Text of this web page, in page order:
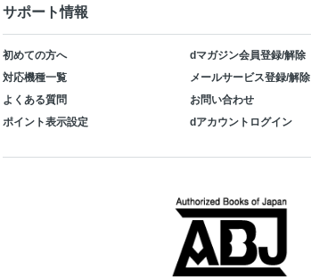
サポート情報
初めての方へ
dマガジン会員登録/解除
対応機種一覧
メールサービス登録/解除
よくある質問
お問い合わせ
ポイント表示設定
dアカウントログイン